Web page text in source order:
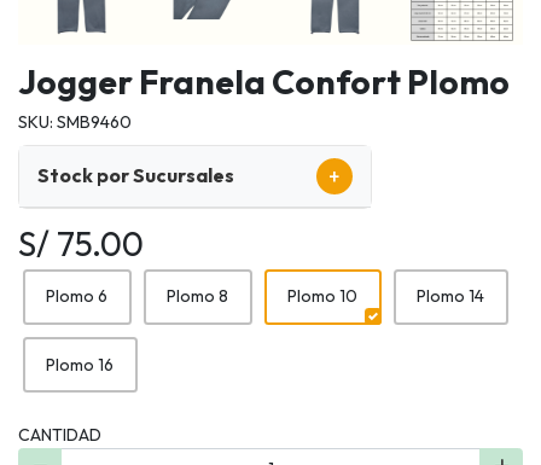
Jogger Franela Confort Plomo
SKU: SMB9460
Stock por Sucursales +
S/ 75.00
Plomo 6 Plomo 8 Plomo 10 Plomo 14
Plomo 16
CANTIDAD